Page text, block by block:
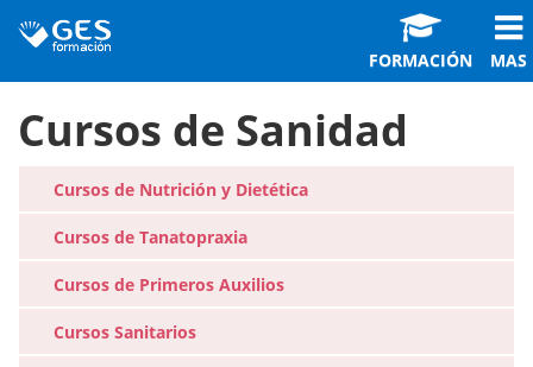
FORMACIÓN MAS
Cursos de Sanidad
Cursos de Nutrición y Dietética
Cursos de Tanatopraxia
Cursos de Primeros Auxilios
Cursos Sanitarios